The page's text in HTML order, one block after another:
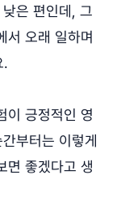
은 편인데, 그
서 오래 일하며
.
이 긍정적인 영
부터는 이렇게
면 좋겠다고 생